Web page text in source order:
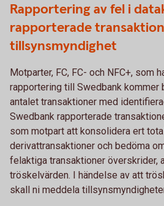
Rapportering av fel i
rapporterade
tillsynsmyndighet
Motparter, FC, FC- och NFC+, som
rapportering till Swedbank kommer
antalet transaktioner med
Swedbank rapporterade
som motpart att konsolidera ert
derivattransaktioner och bedöma
felaktiga transaktioner överskrider,
tröskelvärden. I händelse av att
skall ni meddela